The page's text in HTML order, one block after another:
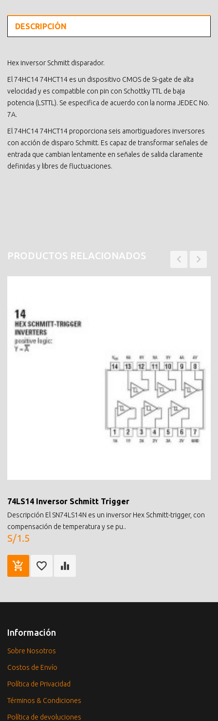
DESCRIPCIÓN
Hex inversor Schmitt disparador.
El 74HC14 74HCT14 es un dispositivo CMOS de Si-gate de alta
velocidad y es compatible con pin con Schottky TTL de baja
potencia (LSTTL). Se especifica de acuerdo con la norma JEDEC No.
7A.
El 74HC14 74HCT14 proporciona seis amortiguadores inversores
con acción de disparo Schmitt. Es capaz de transformar señales de
entrada que cambian lentamente en señales de salida claramente
definidas y libres de fluctuaciones.
PRODUCTOS RELACIONADOS
74LS14 Inversor Schmitt Trigger
Descripción El SN74LS14N es un inversor Hex Schmitt-trigger, con
compensación de temperatura y se pu..
S/1.5
Información
Sobre Nosotros
Costos de Envío
Política de Privacidad
Términos & Condiciones
Política de devoluciones